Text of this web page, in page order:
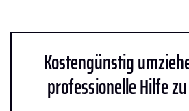
Kostengünstig
professionelle Hilfe